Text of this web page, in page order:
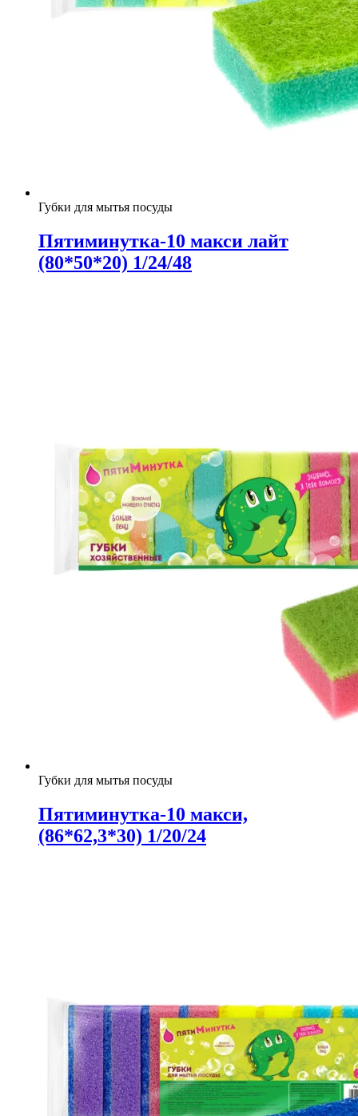
Губки для мытья посуды
Пятиминутка-10 макси лайт
(80*50*20) 1/24/48
Губки для мытья посуды
Пятиминутка-10 макси,
(86*62,3*30) 1/20/24